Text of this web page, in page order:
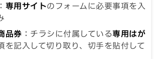
： 専用サイトのフォームに必要事項を入
品券 ：チラシに付属している専用はが
を記入して切り取り、切手を貼付して